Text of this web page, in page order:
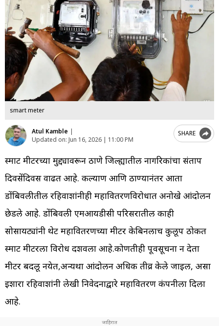
smart meter
Atul Kamble |
Updated on: Jun 16, 2026 | 11:00 PM
SHARE
स्मार्ट मीटरच्या मुद्द्यावरून ठाणे जिल्ह्यातील नागरिकांचा संताप
दिवसेंदिवस वाढत आहे. कल्याण आणि ठाण्यानंतर आता
डोंबिवलीतील रहिवाशांनीही महावितरणविरोधात अनोखे आंदोलन
छेडले आहे. डोंबिवली एमआयडीसी परिसरातील काही
सोसायट्यांनी थेट महावितरणच्या मीटर केबिनलाच कुलूप ठोकत
स्मार्ट मीटरला विरोध दर्शवला आहे.कोणतीही पूर्वसूचना न देता
मीटर बदलू नयेत,अन्यथा आंदोलन अधिक तीव्र केले जाईल, असा
इशारा रहिवाशांनी लेखी निवेदनाद्वारे महावितरण कंपनीला दिला
आहे.